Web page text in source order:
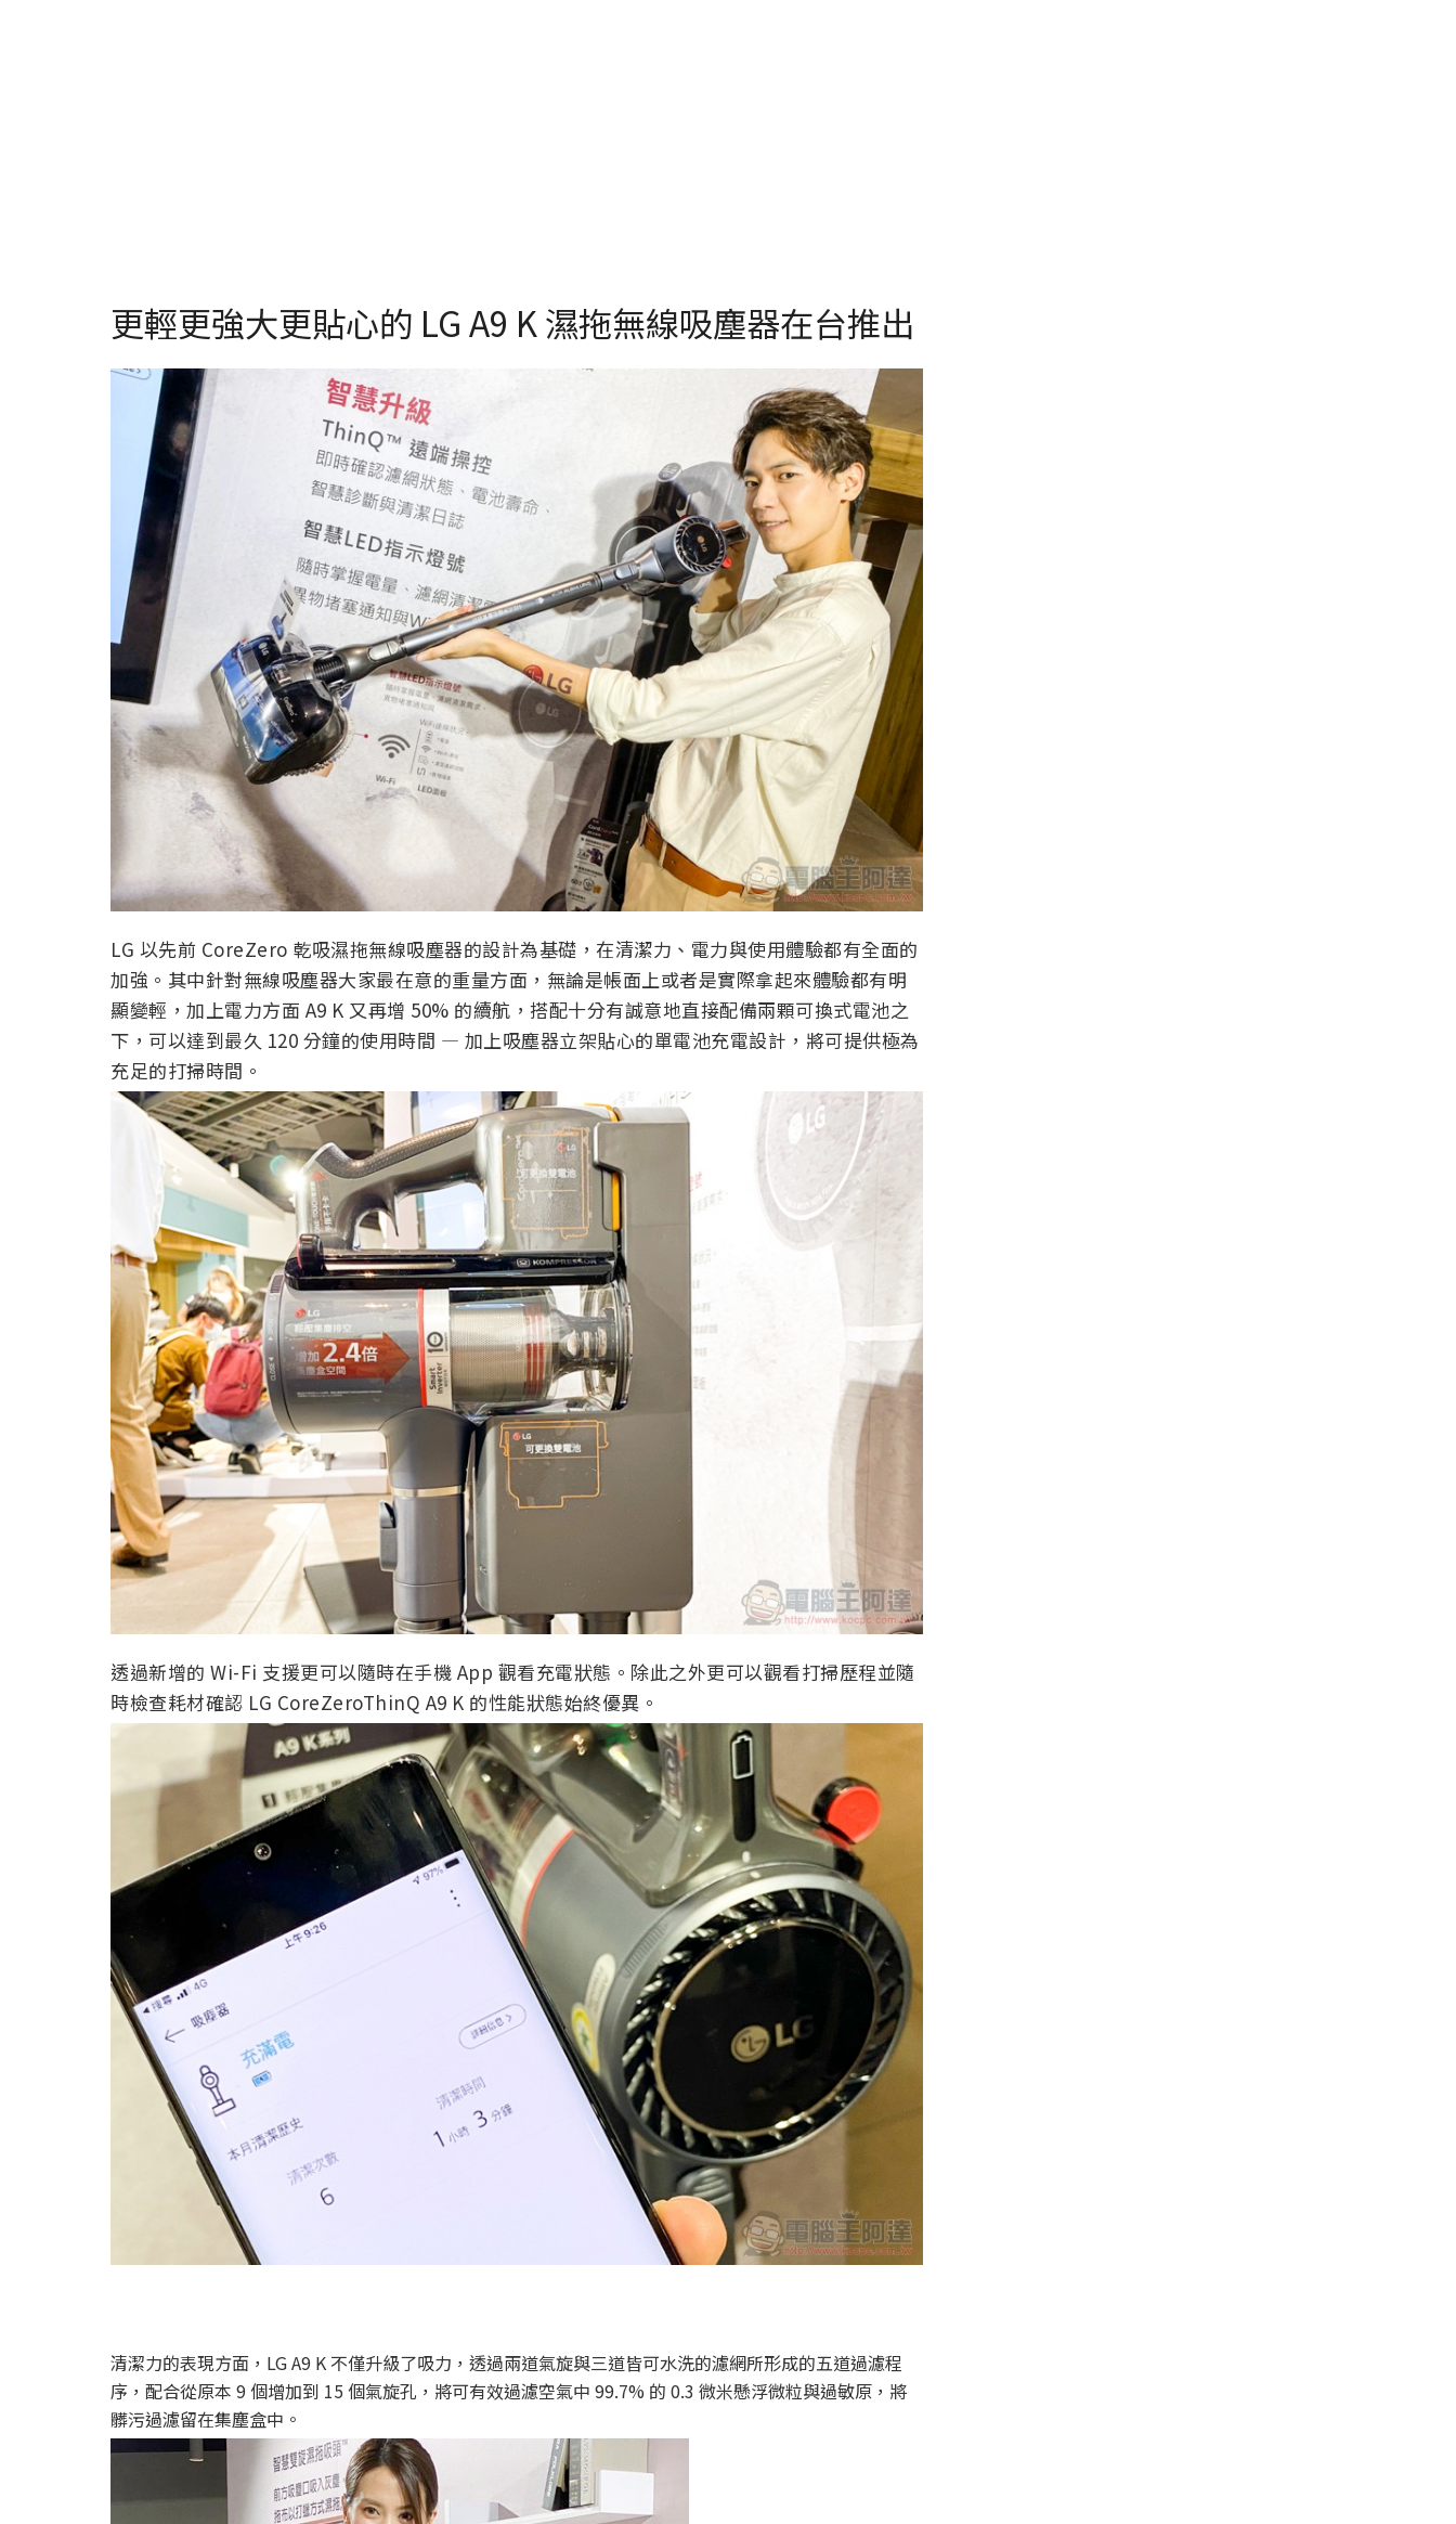
更輕更強大更貼心的 LG A9 K 濕拖無線吸塵器在台推出
LG 以先前 CoreZero 乾吸濕拖無線吸塵器的設計為基礎，在清潔力、電力與使用體驗都有全面的
加強。其中針對無線吸塵器大家最在意的重量方面，無論是帳面上或者是實際拿起來體驗都有明
顯變輕，加上電力方面 A9 K 又再增 50% 的續航，搭配十分有誠意地直接配備兩顆可換式電池之
下，可以達到最久 120 分鐘的使用時間 — 加上吸塵器立架貼心的單電池充電設計，將可提供極為
充足的打掃時間。
透過新增的 Wi-Fi 支援更可以隨時在手機 App 觀看充電狀態。除此之外更可以觀看打掃歷程並隨
時檢查耗材確認 LG CoreZeroThinQ A9 K 的性能狀態始終優異。
清潔力的表現方面，LG A9 K 不僅升級了吸力，透過兩道氣旋與三道皆可水洗的濾網所形成的五道過濾程
序，配合從原本 9 個增加到 15 個氣旋孔，將可有效過濾空氣中 99.7% 的 0.3 微米懸浮微粒與過敏原，將
髒污過濾留在集塵盒中。